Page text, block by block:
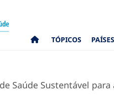
TÓPICOS PAÍSES
Saúde Sustentável para